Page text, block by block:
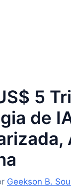
5
de
Geekson B.